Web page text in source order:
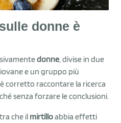
donne è
donne , divise in due
e un gruppo più
corretto raccontare la ricerca
senza forzare le conclusioni.
che il mirtilloabbia effetti